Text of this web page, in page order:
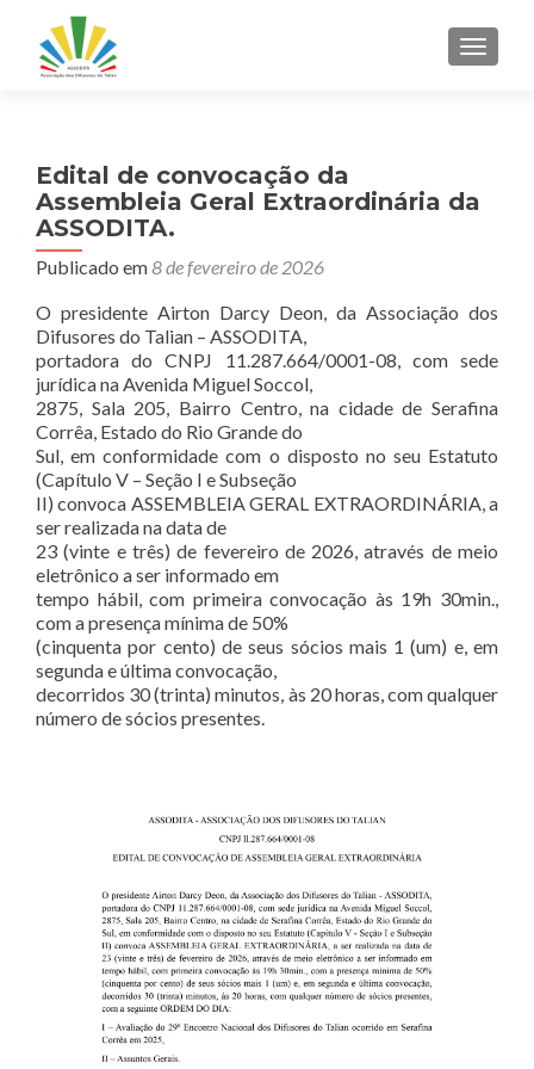
Edital de convocação da
Assembleia Geral Extraordinária da
ASSODITA.
Publicado em8 de fevereiro de 2026
O presidente Airton Darcy Deon, da Associação dos
Difusores do Talian – ASSODITA,
portadora do CNPJ 11.287.664/0001-08, com sede
jurídica na Avenida Miguel Soccol,
2875, Sala 205, Bairro Centro, na cidade de Serafina
Corrêa, Estado do Rio Grande do
Sul, em conformidade com o disposto no seu Estatuto
(Capítulo V – Seção I e Subseção
II) convoca ASSEMBLEIA GERAL EXTRAORDINÁRIA, a
ser realizada na data de
23 (vinte e três) de fevereiro de 2026, através de meio
eletrônico a ser informado em
tempo hábil, com primeira convocação às 19h 30min.,
com a presença mínima de 50%
(cinquenta por cento) de seus sócios mais 1 (um) e, em
segunda e última convocação,
decorridos 30 (trinta) minutos, às 20 horas, com qualquer
número de sócios presentes.